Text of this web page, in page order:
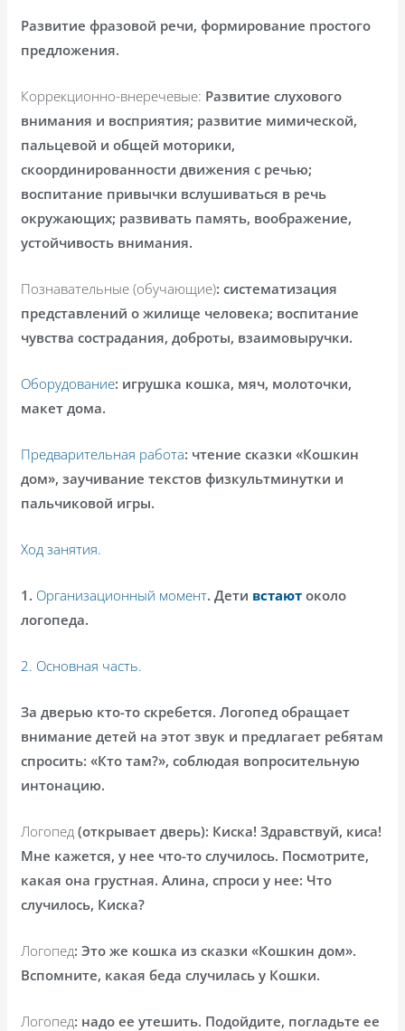
Развитие фразовой речи, формирование простого
предложения.
Коррекционно-внеречевые: Развитие слухового
внимания и восприятия; развитие мимической,
пальцевой и общей моторики,
скоординированности движения с речью;
воспитание привычки вслушиваться в речь
окружающих; развивать память, воображение,
устойчивость внимания.
Познавательные (обучающие): систематизация
представлений о жилище человека; воспитание
чувства сострадания, доброты, взаимовыручки.
Оборудование: игрушка кошка, мяч, молоточки,
макет дома.
Предварительная работа: чтение сказки «Кошкин
дом», заучивание текстов физкультминутки и
пальчиковой игры.
Ход занятия.
1. Организационный момент. Дети встают около
логопеда.
2. Основная часть.
За дверью кто-то скребется. Логопед обращает
внимание детей на этот звук и предлагает ребятам
спросить: «Кто там?», соблюдая вопросительную
интонацию.
Логопед(открывает дверь): Киска! Здравствуй, киса!
Мне кажется, у нее что-то случилось. Посмотрите,
какая она грустная. Алина, спроси у нее: Что
случилось, Киска?
Логопед: Это же кошка из сказки «Кошкин дом».
Вспомните, какая беда случилась у Кошки.
Логопед: надо ее утешить. Подойдите, погладьте ее